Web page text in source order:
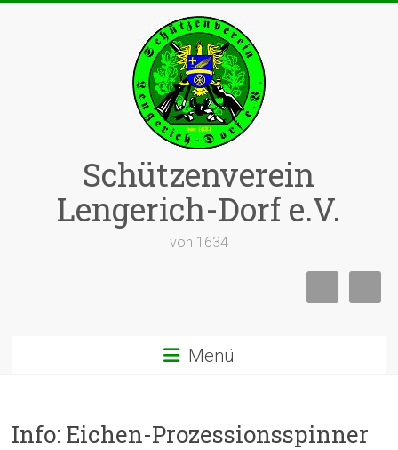
Schützenverein
Lengerich-Dorf e.V.
von 1634
Menü
Info: Eichen-Prozessionsspinner